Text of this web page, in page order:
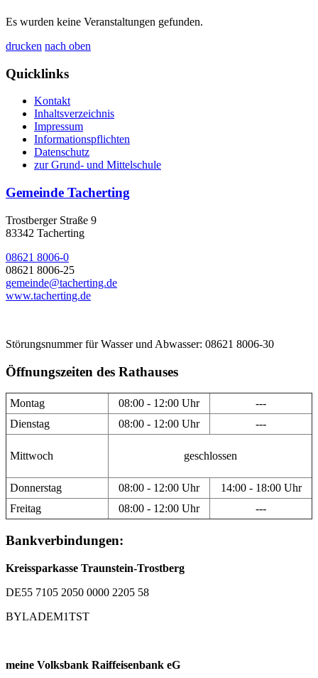
Es wurden keine Veranstaltungen gefunden.
drucken nach oben
Quicklinks
Kontakt
Inhaltsverzeichnis
Impressum
Informationspflichten
Datenschutz
zur Grund- und Mittelschule
Gemeinde Tacherting
Trostberger Straße 9
83342 Tacherting
08621 8006-0
08621 8006-25
gemeinde@tacherting.de
www.tacherting.de
Störungsnummer für Wasser und Abwasser: 08621 8006-30
Öffnungszeiten des Rathauses
Montag 08:00 - 12:00 Uhr
---
Dienstag
08:00 - 12:00 Uhr ---
Mittwoch geschlossen
Donnerstag 08:00 - 12:00 Uhr
14:00 - 18:00 Uhr
Freitag
08:00 - 12:00 Uhr ---
Bankverbindungen:
Kreissparkasse Traunstein-Trostberg
DE55 7105 2050 0000 2205 58
BYLADEM1TST
meine Volksbank Raiffeisenbank eG